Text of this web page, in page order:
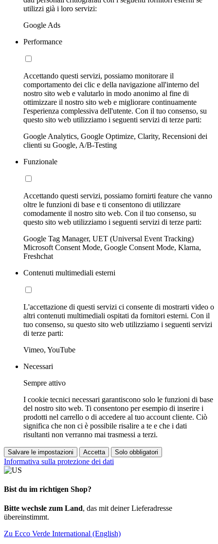
utilizzi già i loro servizi:
Google Ads
Performance
Accettando questi servizi, possiamo monitorare il
comportamento dei clic e della navigazione all'interno del
nostro sito web e valutarlo in modo anonimo al fine di
ottimizzare il nostro sito web e migliorare continuamente
l'esperienza complessiva dell'utente. Con il tuo consenso, su
questo sito web utilizziamo i seguenti servizi di terze parti:
Google Analytics, Google Optimize, Clarity, Recensioni dei
clienti su Google, A/B-Testing
Funzionale
Accettando questi servizi, possiamo fornirti feature che vanno
oltre le funzioni di base e ti consentono di utilizzare
comodamente il nostro sito web. Con il tuo consenso, su
questo sito web utilizziamo i seguenti servizi di terze parti:
Google Tag Manager, UET (Universal Event Tracking)
Microsoft Consent Mode, Google Consent Mode, Klarna,
Freshchat
Contenuti multimediali esterni
L'accettazione di questi servizi ci consente di mostrarti video o
altri contenuti multimediali ospitati da fornitori esterni. Con il
tuo consenso, su questo sito web utilizziamo i seguenti servizi
di terze parti:
Vimeo, YouTube
Necessari
Sempre attivo
I cookie tecnici necessari garantiscono solo le funzioni di base
del nostro sito web. Ti consentono per esempio di inserire i
prodotti nel carrello o di accedere al tuo account cliente. Ciò
significa che non ci è possibile risalire a te e che i dati
risultanti non verranno mai trasmessi a terzi.
Salvare le impostazioni Accetta Solo obbligatori
Informativa sulla protezione dei dati
Bist du im richtigen Shop?
Bitte wechsle zum Land, das mit deiner Lieferadresse
übereinstimmt.
Zu Ecco Verde International (English)